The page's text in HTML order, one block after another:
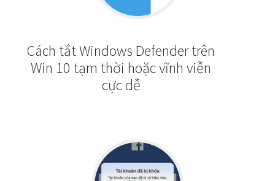
Cách tắt Windows Defender trên
Win 10 tạm thời hoặc vĩnh viễn
cực dễ